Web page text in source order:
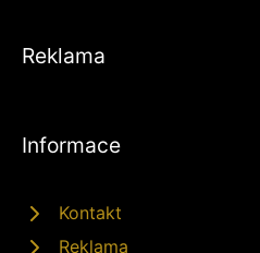
Reklama
Informace
Kontakt
Reklama